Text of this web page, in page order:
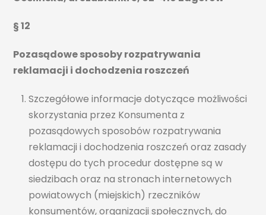
§ 12
Pozasądowe sposoby rozpatrywania
reklamacji i dochodzenia roszczeń
Szczegółowe informacje dotyczące możliwości
skorzystania przez Konsumenta z
pozasądowych sposobów rozpatrywania
reklamacji i dochodzenia roszczeń oraz zasady
dostępu do tych procedur dostępne są w
siedzibach oraz na stronach internetowych
powiatowych (miejskich) rzeczników
konsumentów, organizacji społecznych, do